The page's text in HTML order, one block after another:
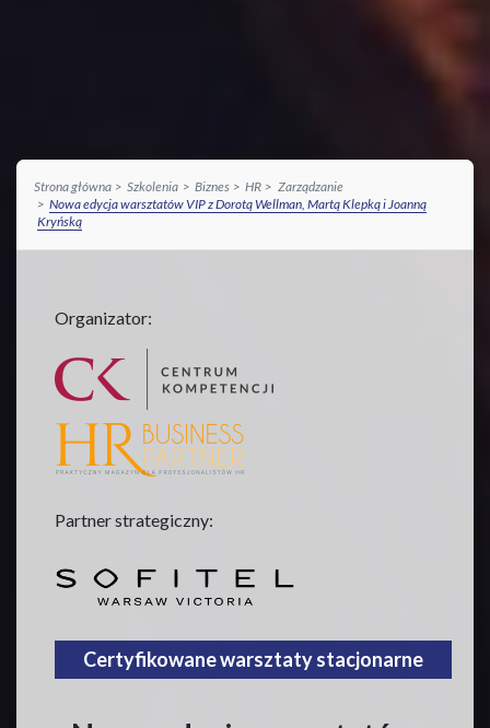
Strona główna Szkolenia Biznes HR
Zarządzanie
Nowa edycja warsztatów VIP z Dorotą Wellman, Martą Klepką i Joanną
Kryńską
Organizator:
Partner strategiczny:
Certyfikowane warsztaty stacjonarne